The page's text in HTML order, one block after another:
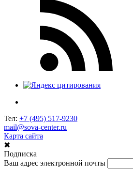
Тел: +7 (495) 517-9230
mail@sova-center.ru
Карта сайта
✖
Подписка
Ваш адрес электронной почты